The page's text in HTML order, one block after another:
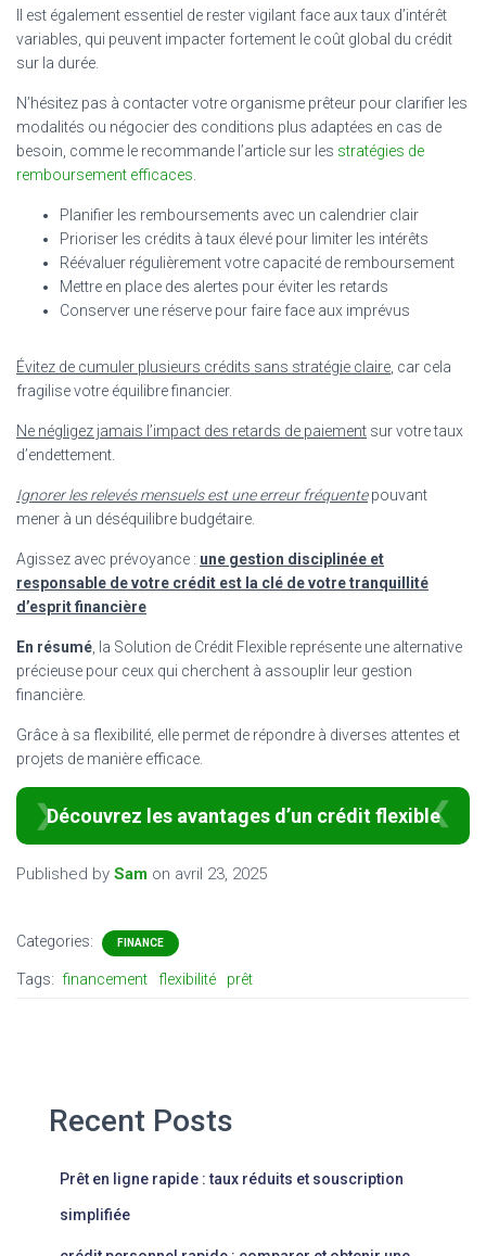
Il est également essentiel de rester vigilant face aux taux d’intérêt
variables, qui peuvent impacter fortement le coût global du crédit
sur la durée.
N’hésitez pas à contacter votre organisme prêteur pour clarifier les
modalités ou négocier des conditions plus adaptées en cas de
besoin, comme le recommande l’article sur les stratégies de
remboursement efficaces
Planifier les remboursements avec un calendrier clair
Prioriser les crédits à taux élevé pour limiter les intérêts
Réévaluer régulièrement votre capacité de remboursement
Mettre en place des alertes pour éviter les retards
Conserver une réserve pour faire face aux imprévus
Évitez de cumuler plusieurs crédits sans stratégie claire , car cela
fragilise votre équilibre financier.
Ne négligez jamais l’impact des retards de paiement sur votre taux
d’endettement.
Ignorer les relevés mensuels est une erreur fréquentepouvant
mener à un déséquilibre budgétaire.
Agissez avec prévoyance : une gestion disciplinée et
responsable de votre crédit est la clé de votre tranquillité
d’esprit financière
En résumé , la Solution de Crédit Flexible représente une alternative
précieuse pour ceux qui cherchent à assouplir leur gestion
financière.
Grâce à sa flexibilité, elle permet de répondre à diverses attentes et
projets de manière efficace.
Découvrez les avantages d’un crédit flexible
Published by Sam on avril 23, 2025
Categories: FINANCE
Tags: financement flexibilité prêt
Recent Posts
Prêt en ligne rapide : taux réduits et souscription
simplifiée